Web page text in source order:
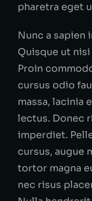
pharetra eget
Nunc a sapien
Quisque ut
Proin
cursus odio
massa, lacinia
lectus. Donec
imperdiet.
cursus, augue
tortor magna
nec risus